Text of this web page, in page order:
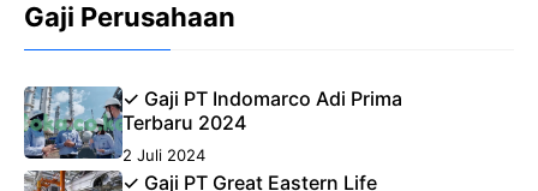
Gaji Perusahaan
✓ Gaji PT Indomarco Adi Prima
Terbaru 2024
2 Juli 2024
✓ Gaji PT Great Eastern Life